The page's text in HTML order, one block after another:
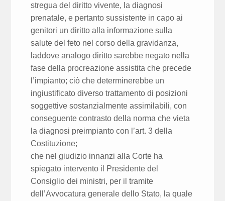
stregua del diritto vivente, la diagnosi
prenatale, e pertanto sussistente in capo ai
genitori un diritto alla informazione sulla
salute del feto nel corso della gravidanza,
laddove analogo diritto sarebbe negato nella
fase della procreazione assistita che precede
l’impianto; ciò che determinerebbe un
ingiustificato diverso trattamento di posizioni
soggettive sostanzialmente assimilabili, con
conseguente contrasto della norma che vieta
la diagnosi preimpianto con l’art. 3 della
Costituzione;
che nel giudizio innanzi alla Corte ha
spiegato intervento il Presidente del
Consiglio dei ministri, per il tramite
dell’Avvocatura generale dello Stato, la quale